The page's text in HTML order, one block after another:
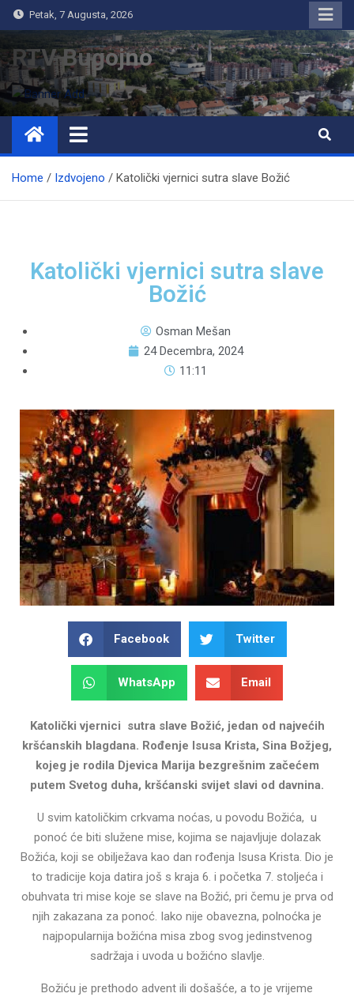
Petak, 7 Augusta, 2026
RTV Bugojno
Home Izdvojeno Katolički vjernici sutra slave Božić
Katolički vjernici sutra slave
Božić
Osman Mešan
24 Decembra, 2024
11:11
Facebook Twitter
WhatsApp Email
Katolički vjernici sutra slave Božić, jedan od najvećih
kršćanskih blagdana. Rođenje Isusa Krista, Sina Božjeg,
kojeg je rodila Djevica Marija bezgrešnim začećem
putem Svetog duha, kršćanski svijet slavi od davnina.
U svim katoličkim crkvama noćas, u povodu Božića, u
ponoć će biti služene mise, kojima se najavljuje dolazak
Božića, koji se obilježava kao dan rođenja Isusa Krista. Dio je
to tradicije koja datira još s kraja 6. i početka 7. stoljeća i
obuhvata tri mise koje se slave na Božić, pri čemu je prva od
njih zakazana za ponoć. Iako nije obavezna, polnoćka je
najpopularnija božićna misa zbog svog jedinstvenog
sadržaja i uvoda u božićno slavlje.
Božiću je prethodo advent ili došašće, a to je vrijeme